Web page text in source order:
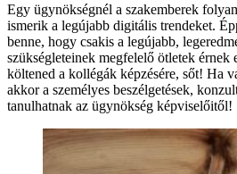
Egy ügynökségnél a szakemberek
ismerik a legújabb digitális trendeket.
benne, hogy csakis a legújabb,
szükségleteinek megfelelő ötletek érnek
költened a kollégák képzésére, sőt! Ha
akkor a személyes beszélgetések,
tanulhatnak az ügynökség képviselőitől!